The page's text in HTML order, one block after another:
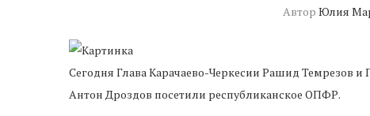
Автор Юлия
Сегодня Глава Карачаево-Черкесии Рашид Темрезов
Антон Дроздов посетили республиканское ОПФР.